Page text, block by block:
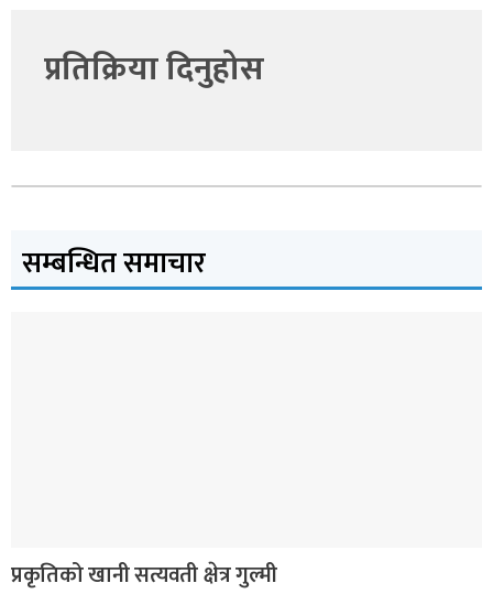
प्रतिक्रिया दिनुहोस
सम्बन्धित समाचार
प्रकृतिको खानी सत्यवती क्षेत्र गुल्मी